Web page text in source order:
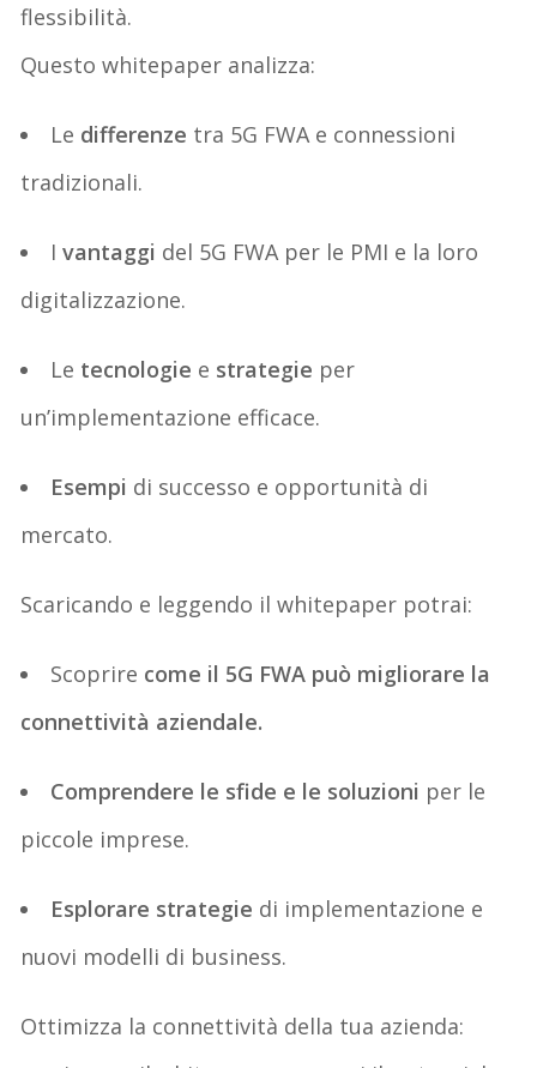
flessibilità.
Questowhitepaper analizza:
Le differenze tra 5G FWA e connessioni
tradizionali.
Ivantaggi del 5G FWA per le PMI e la loro
digitalizzazione.
Le tecnologie e strategie per
un’implementazione efficace.
Esempi di successo e opportunità di
mercato.
Scaricando e leggendo ilwhitepaper potrai:
Scoprire come il 5G FWA può migliorare la
connettività aziendale.
Comprendere le sfide e le soluzioni per le
piccole imprese.
Esplorare strategie di implementazione e
nuovi modelli di business.
Ottimizza la connettività della tua azienda: